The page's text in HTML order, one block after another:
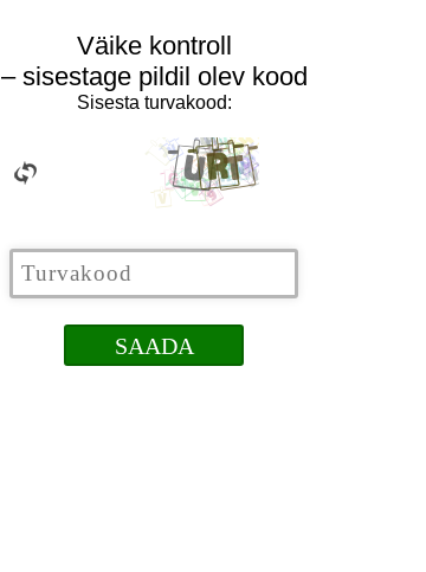
Väike kontroll
– sisestage pildil olev kood
Sisesta turvakood: